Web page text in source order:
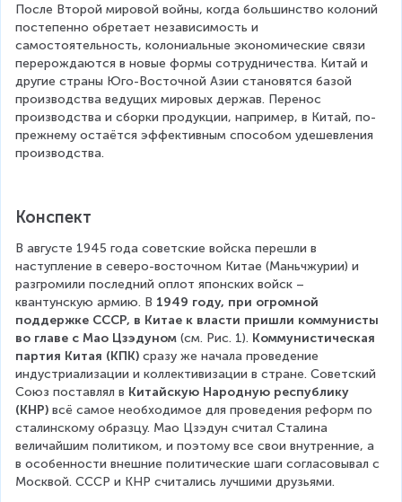
После Второй мировой войны, когда большинство колоний
постепенно обретает независимость и
самостоятельность, колониальные экономические связи
перерождаются в новые формы сотрудничества. Китай и
другие страны Юго-Восточной Азии становятся базой
производства ведущих мировых держав. Перенос
производства и сборки продукции, например, в Китай, по-
прежнему остаётся эффективным способом удешевления
производства.
Конспект
В августе 1945 года советские войска перешли в
наступление в северо-восточном Китае (Маньчжурии) и
разгромили последний оплот японских войск –
квантунскую армию. В 1949 году, при огромной
поддержке СССР, в Китае к власти пришли коммунисты
во главе с Мао Цзэдуном (см. Рис. 1). Коммунистическая
партия Китая (КПК) сразу же начала проведение
индустриализации и коллективизации в стране. Советский
Союз поставлял в Китайскую Народную республику
(КНР) всё самое необходимое для проведения реформ по
сталинскому образцу. Мао Цзэдун считал Сталина
величайшим политиком, и поэтому все свои внутренние, а
в особенности внешние политические шаги согласовывал с
Москвой. СССР и КНР считались лучшими друзьями.